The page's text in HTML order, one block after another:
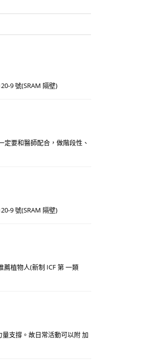
9 號(SRAM 隔壁)
要和醫師配合，做階段性、
9 號(SRAM 隔壁)
植物人(新制 ICF 第 一類
支撐。故日常活動可以附 加